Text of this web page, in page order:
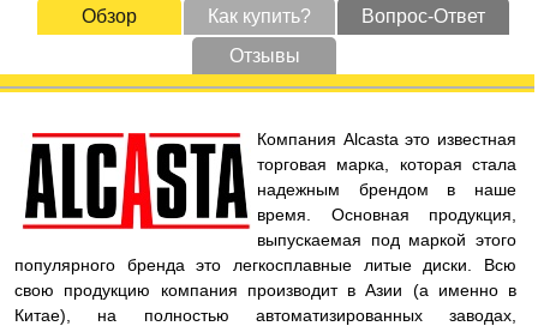
Обзор Как купить?
Вопрос-Ответ
Отзывы
Компания Alcasta это известная
торговая марка, которая стала
надежным брендом в наше
время. Основная продукция,
выпускаемая под маркой этого
популярного бренда это легкосплавные литые диски. Всю
свою продукцию компания производит в Азии (а именно в
Китае), на полностью автоматизированных заводах,